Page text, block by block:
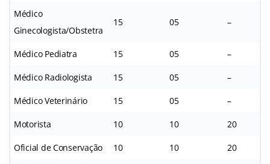
Médico
Ginecologista/Obstetra
15 05 –
Médico Pediatra 15 05 –
Médico Radiologista 15 05 –
Médico Veterinário 15 05 –
Motorista 10 10 20
Oficial de Conservação 10 10 20